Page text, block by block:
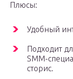
Плюсы:
Удобный
Подходит
SMM-
сторис.